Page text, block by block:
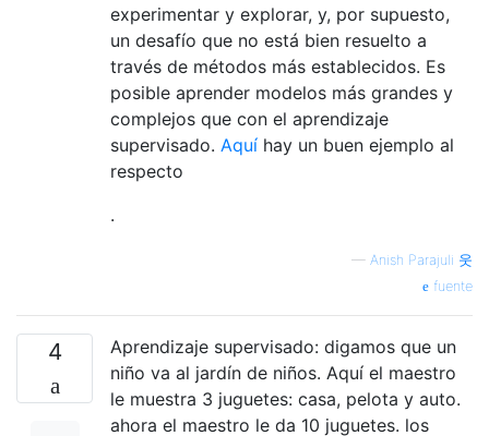
experimentar y explorar, y, por supuesto,
un desafío que no está bien resuelto a
través de métodos más establecidos. Es
posible aprender modelos más grandes y
complejos que con el aprendizaje
supervisado. Aquí hay un buen ejemplo al
respecto
.
— Anish Parajuli 웃
fuente
4
Aprendizaje supervisado: digamos que un
niño va al jardín de niños. Aquí el maestro
le muestra 3 juguetes: casa, pelota y auto.
ahora el maestro le da 10 juguetes. los